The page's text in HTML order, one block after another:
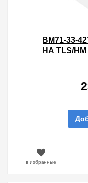
BM71-33-
НА TLS/HM
в избранные